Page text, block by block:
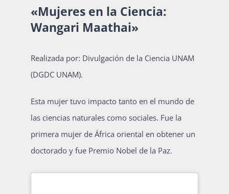
La Boletina
Recursos
Súmate
«Mujeres en la Ciencia:
Wangari Maathai»
Realizada por: Divulgación de la Ciencia UNAM
(DGDC UNAM).
Esta mujer tuvo impacto tanto en el mundo de
las ciencias naturales como sociales. Fue la
primera mujer de África oriental en obtener un
doctorado y fue Premio Nobel de la Paz.